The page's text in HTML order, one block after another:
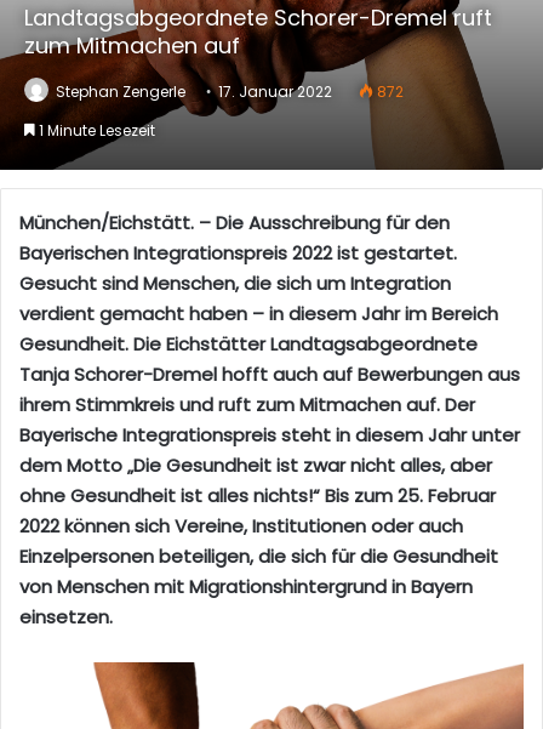
Landtagsabgeordnete Schorer-Dremel ruft
zum Mitmachen auf
Stephan Zengerle 17. Januar 2022
872
1 Minute Lesezeit
München/Eichstätt. – Die Ausschreibung für den
Bayerischen Integrationspreis 2022 ist gestartet.
Gesucht sind Menschen, die sich um Integration
verdient gemacht haben – in diesem Jahr im Bereich
Gesundheit. Die Eichstätter Landtagsabgeordnete
Tanja Schorer-Dremel hofft auch auf Bewerbungen aus
ihrem Stimmkreis und ruft zum Mitmachen auf. Der
Bayerische Integrationspreis steht in diesem Jahr unter
dem Motto „Die Gesundheit ist zwar nicht alles, aber
ohne Gesundheit ist alles nichts!“ Bis zum 25. Februar
2022 können sich Vereine, Institutionen oder auch
Einzelpersonen beteiligen, die sich für die Gesundheit
von Menschen mit Migrationshintergrund in Bayern
einsetzen.